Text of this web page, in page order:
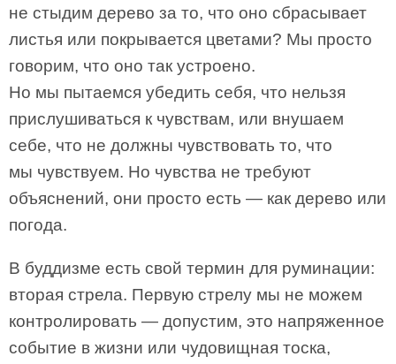
не стыдим дерево за то, что оно сбрасывает
листья или покрывается цветами? Мы просто
говорим, что оно так устроено.
Но мы пытаемся убедить себя, что нельзя
прислушиваться к чувствам, или внушаем
себе, что не должны чувствовать то, что
мы чувствуем. Но чувства не требуют
объяснений, они просто есть — как дерево или
погода.
В буддизме есть свой термин для руминации:
вторая стрела. Первую стрелу мы не можем
контролировать — допустим, это напряженное
событие в жизни или чудовищная тоска,